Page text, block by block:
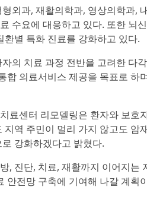
외과, 재활의학과, 영상의학과,
수요에 대응하고 있다. 또한 뇌
별 특화 진료를 강화하고 있다.
의 치료 과정 전반을 고려한 다
합 의료서비스 제공을 목표로
료센터 리모델링은 환자와 보
지역 주민이 멀리 가지 않고도
강화하겠다고 밝혔다.
, 진단, 치료, 재활까지 이어지
안전망 구축에 기여해 나갈 계획